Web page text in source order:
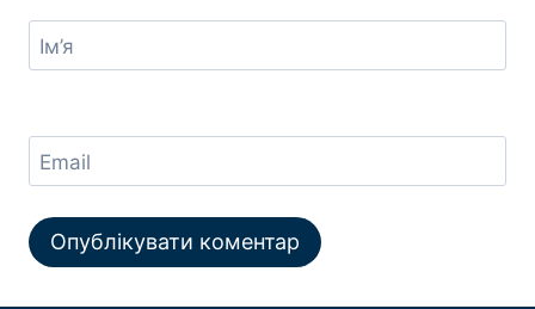
Ім’я
Email